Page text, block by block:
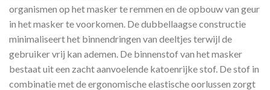
organismen op het masker te remmen en de opbouw van geur
in het masker te voorkomen. De dubbellaagse constructie
minimaliseert het binnendringen van deeltjes terwijl de
gebruiker vrij kan ademen. De binnenstof van het masker
bestaat uit een zacht aanvoelende katoenrijke stof. De stof in
combinatie met de ergonomische elastische oorlussen zorgt